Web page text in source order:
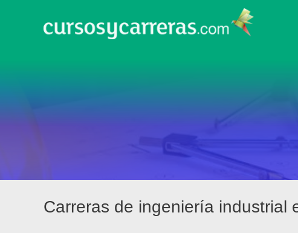
Carreras de ingeniería industrial